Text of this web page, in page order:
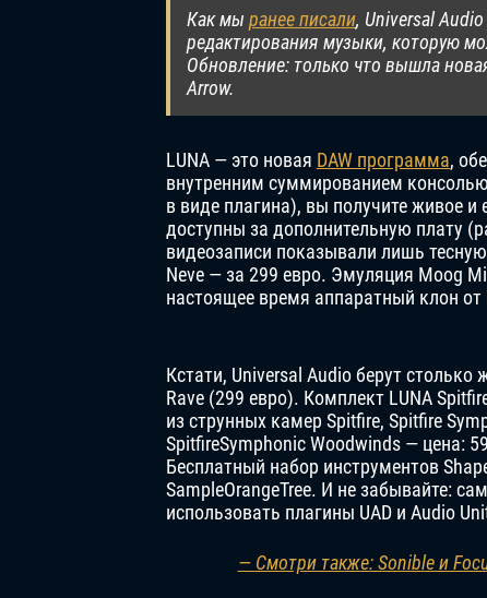
Как мы ранее писали, Universal
редактирования музыки, которую
Обновление: только что вышла
Arrow.
LUNA — это новая DAW программа,
внутренним суммированием
в виде плагина), вы получите живое и
доступны за дополнительную плату
видеозаписи показывали лишь
Neve — за 299 евро. Эмуляция Moog
настоящее время аппаратный клон
Кстати, Universal Audio берут столько
Rave (299 евро). Комплект LUNA
из струнных камер Spitfire, Spitfire
SpitfireSymphonic Woodwinds — цена:
Бесплатный набор инструментов
SampleOrangeTree. И не забывайте:
использовать плагины UAD и Audio
— Смотри также: Sonible и